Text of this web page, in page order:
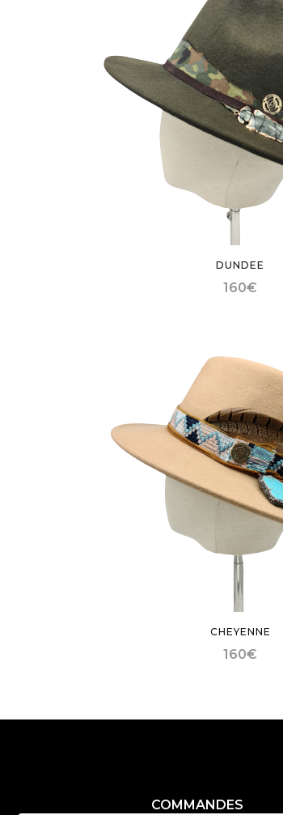
DUNDEE
160€
CHEYENNE
160€
COMMANDES